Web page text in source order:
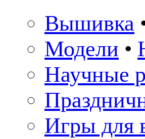
Вышивка
Модели •
Научные
Игры для